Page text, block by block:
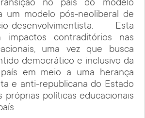
no país do modelo
um modelo pós-neoliberal de
desenvolvimentista. Esta
impactos contraditórios nas
uma vez que busca
democrático e inclusivo da
em meio a uma herança
e anti-republicana do Estado
próprias políticas educacionais